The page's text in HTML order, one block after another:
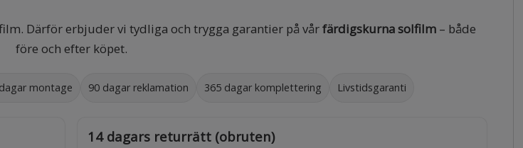
Därför erbjuder vi tydliga och trygga garantier på vårfärdigskurna solfilm – både
före och efter köpet.
montage 90 dagar reklamation 365 dagar komplettering Livstidsgaranti
14 dagars returrätt (obruten)